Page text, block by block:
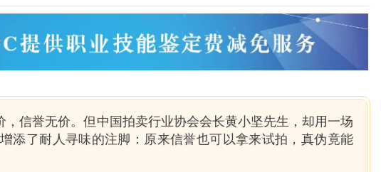
，信誉无价。但中国拍卖行业协会会长黄小坚先生，却用一场
添了耐人寻味的注脚：原来信誉也可以拿来试拍，真伪竟能